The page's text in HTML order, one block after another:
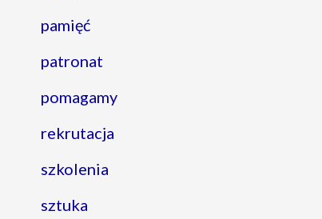
pamięć
patronat
pomagamy
rekrutacja
szkolenia
sztuka